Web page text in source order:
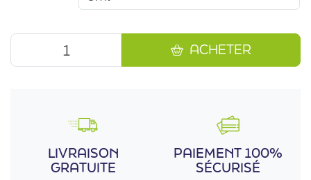
ACHETER
LIVRAISON
GRATUITE
PAIEMENT 100%
SÉCURISÉ